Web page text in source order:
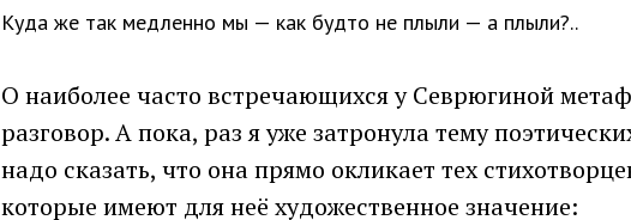
Куда же так медленно мы — как будто не плыли — а плыли?..
О наиболее часто встречающихся у Севрюгиной
разговор. А пока, раз я уже затронула тему
надо сказать, что она прямо окликает тех
которые имеют для неё художественное значение: